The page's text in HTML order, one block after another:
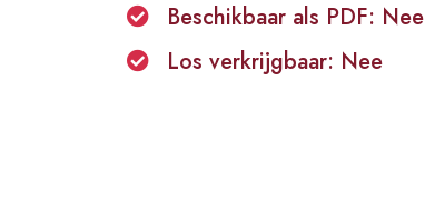
Beschikbaar als PDF: Nee
Los verkrijgbaar: Nee